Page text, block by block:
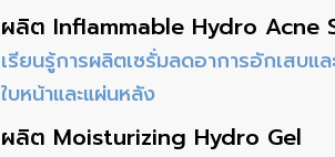
ผลิต Inflammable Hydro Acne
เรียนรู้การผลิตเซรั่มลดอาการอักเ
ใบหน้าและแผ่นหลัง
ผลิต Moisturizing Hydro Gel